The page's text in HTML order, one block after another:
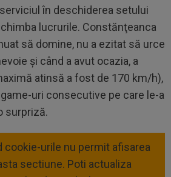
în deschiderea setului
lucrurile. Constănţeanca
să domine, nu a ezitat să urce
şi când a avut ocazia, a
atinsă a fost de 170 km/h),
uri consecutive pe care le-a
surpriză.
cookie-urile nu permit afisarea
sectiune. Poti actualiza